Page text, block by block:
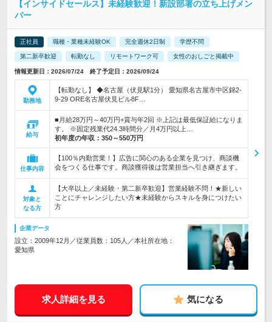
【インサイドセールス】未経験歓迎！新設部署の立ち上げメン
バー
正社員 職種・業種未経験OK 完全週休2日制 学歴不問
第二新卒歓迎 転勤なし リモートワーク可 女性のおしごと掲載中
情報更新日：2026/07/24 終了予定日：2026/09/24
勤務地
【転勤なし】 ◆名古屋（伏見駅1分） 愛知県名古屋市中区錦2-
9-29 ORE名古屋伏見ビル8F…
給与
■月給28万円～40万円+賞与年2回 ※上記は最低保証給になりま
す。 ※固定残業代24.3時間分／月4万円以上…
初年度の年収： 350～550万円
仕事内容
【100％内勤営業！】広告に関心のある企業を見つけ、商談機
会をつくる仕事です。商談獲得後は営業担当へ引き継ぎます。
対象と
なる方
【大卒以上／未経験・第二新卒歓迎】営業経験不問！★新しい
ことにチャレンジしたい方★未経験からスキルを身につけたい
方
企業データ
設立：2009年12月／従業員数：105人／本社所在地：
愛知県
求人詳細を見る 気になる